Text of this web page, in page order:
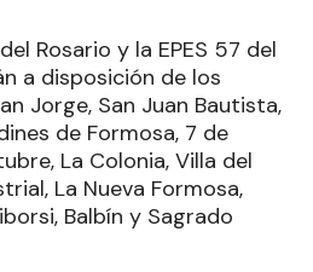
Rosario y la EPES 57 del
a disposición de los
Jorge, San Juan Bautista,
de Formosa, 7 de
La Colonia, Villa del
La Nueva Formosa,
Balbín y Sagrado